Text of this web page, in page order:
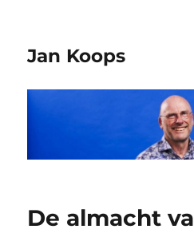
Jan Koops
De almacht